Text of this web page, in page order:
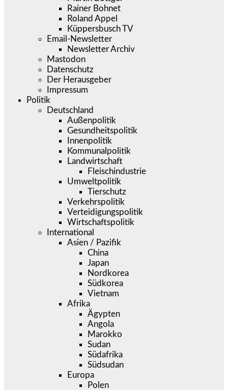
Rainer Bohnet
Roland Appel
Küppersbusch TV
Email-Newsletter
Newsletter Archiv
Mastodon
Datenschutz
Der Herausgeber
Impressum
Politik
Deutschland
Außenpolitik
Gesundheitspolitik
Innenpolitik
Kommunalpolitik
Landwirtschaft
Fleischindustrie
Umweltpolitik
Tierschutz
Verkehrspolitik
Verteidigungspolitik
Wirtschaftspolitik
International
Asien / Pazifik
China
Japan
Nordkorea
Südkorea
Vietnam
Afrika
Ägypten
Angola
Marokko
Sudan
Südafrika
Südsudan
Europa
Polen